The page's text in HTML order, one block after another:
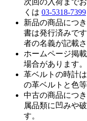
次回の入荷まで
くは 03-5318-7399
新品の商品につ
書は発行済みで
者の名義が記載
ホームページ掲
場合があります。
革ベルトの時計
の革ベルトと色
中古の商品につ
属品類に凹みや
す。